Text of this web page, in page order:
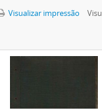
Visualizar impressão